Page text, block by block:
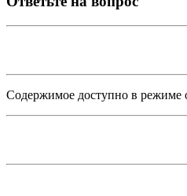
Содержимое доступно в режиме